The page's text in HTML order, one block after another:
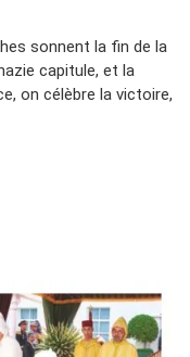
sonnent la fin de la
capitule, et la
on célèbre la victoire,